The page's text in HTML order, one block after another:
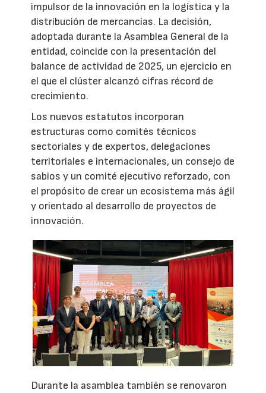
impulsor de la innovación en la logística y la
distribución de mercancías. La decisión,
adoptada durante la Asamblea General de la
entidad, coincide con la presentación del
balance de actividad de 2025, un ejercicio en
el que el clúster alcanzó cifras récord de
crecimiento.
Los nuevos estatutos incorporan
estructuras como comités técnicos
sectoriales y de expertos, delegaciones
territoriales e internacionales, un consejo de
sabios y un comité ejecutivo reforzado, con
el propósito de crear un ecosistema más ágil
y orientado al desarrollo de proyectos de
innovación.
Durante la asamblea también se renovaron